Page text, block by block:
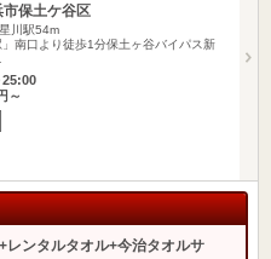
保土ケ谷区
星川駅54m
南口より徒歩1分保土ヶ谷バイパス新
25:00
～
レンタルタオル+今治タオルサ